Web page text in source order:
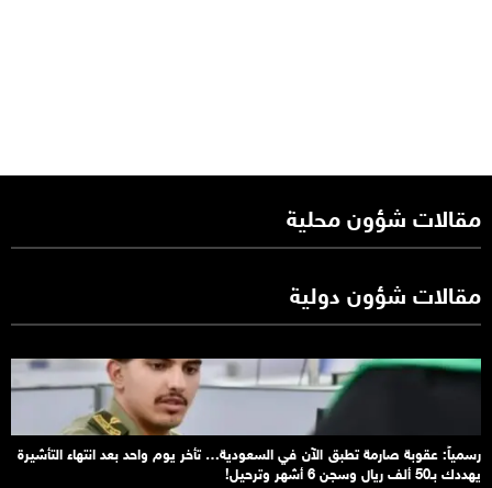
مقالات شؤون محلية
مقالات شؤون دولية
رسمياً: عقوبة صارمة تطبق الآن في السعودية… تأخر يوم واحد بعد انتهاء التأشيرة
يهددك بـ50 ألف ريال وسجن 6 أشهر وترحيل!